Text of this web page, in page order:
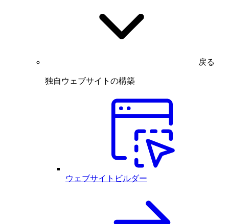
戻る
独自ウェブサイトの構築
ウェブサイトビルダー